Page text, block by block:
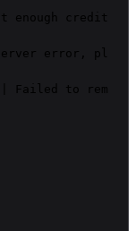
credit
error, pl
| Failed to rem